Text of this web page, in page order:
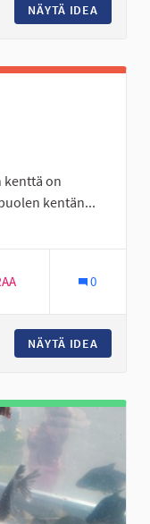
NÄYTÄ IDEA
kenttä on
kentän...
Seinäjoki
0
NÄYTÄ IDEA